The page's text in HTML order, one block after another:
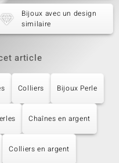
Bijoux avec un design
similaire
article
Colliers Bijoux Perle
Chaînes en argent
Colliers en argent